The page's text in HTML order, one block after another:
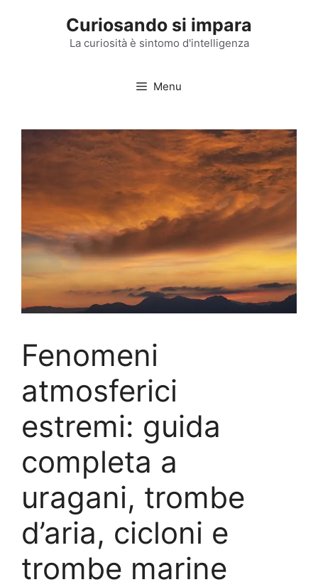
Curiosando si impara
La curiosità è sintomo d'intelligenza
Menu
Fenomeni
atmosferici
estremi: guida
completa a
uragani, trombe
d’aria, cicloni e
trombe marine